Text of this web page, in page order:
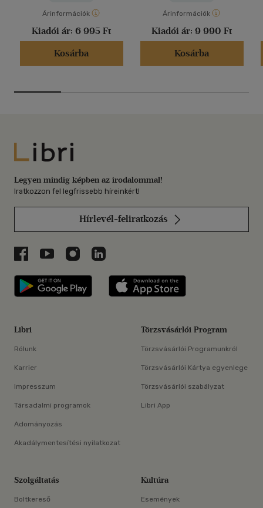
Árinformációk
Kiadói ár: 6 995 Ft
Kosárba
Árinformációk
Kiadói ár: 9 990 Ft
Kosárba
Libri
Legyen mindig képben az irodalommal!
Iratkozzon fel legfrissebb híreinkért!
Hírlevél-feliratkozás
Libri a Facebookon
Libri a Youtube-on
Libri az Instagramon
Libri a LinkedInen
Libri applikáció Szerezd meg: Google
Libri
Rólunk
Karrier
Impresszum
Társadalmi programok
Adományozás
Akadálymentesítési nyilatkozat
Törzsvásárlói Program
Törzsvásárlói Programunkról
Törzsvásárlói Kártya egyenlege
Törzsvásárlói szabályzat
Libri App
Szolgáltatás
Boltkereső
Kultúra
Események